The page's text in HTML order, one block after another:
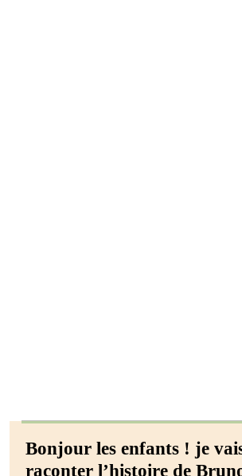
Bonjour les enfants ! je
raconter l’histoire de